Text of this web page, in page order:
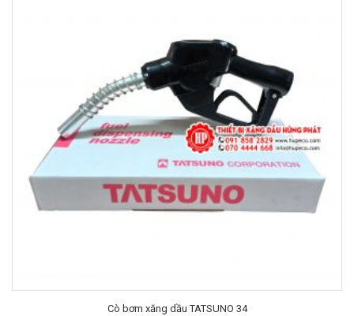
Cò bơm xăng dầu TATSUNO 34